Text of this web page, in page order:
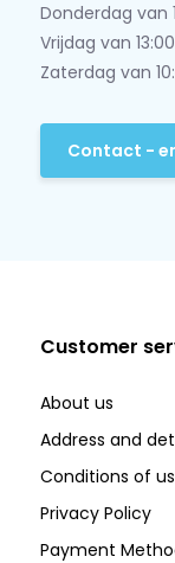
Donderdag van
Vrijdag van
Zaterdag van
Contact -
Customer
About us
Address and
Conditions of
Privacy Policy
Payment